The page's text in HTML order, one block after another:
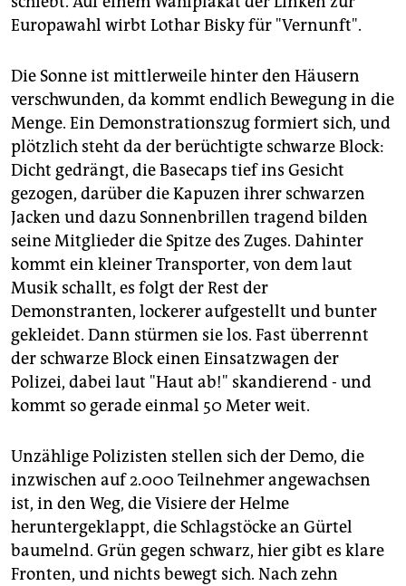
Europawahl wirbt Lothar Bisky für "Vernunft".
Die Sonne ist mittlerweile hinter den Häusern
verschwunden, da kommt endlich Bewegung in die
Menge. Ein Demonstrationszug formiert sich, und
plötzlich steht da der berüchtigte schwarze Block:
Dicht gedrängt, die Basecaps tief ins Gesicht
gezogen, darüber die Kapuzen ihrer schwarzen
Jacken und dazu Sonnenbrillen tragend bilden
seine Mitglieder die Spitze des Zuges. Dahinter
kommt ein kleiner Transporter, von dem laut
Musik schallt, es folgt der Rest der
Demonstranten, lockerer aufgestellt und bunter
gekleidet. Dann stürmen sie los. Fast überrennt
der schwarze Block einen Einsatzwagen der
Polizei, dabei laut "Haut ab!" skandierend - und
kommt so gerade einmal 50 Meter weit.
Unzählige Polizisten stellen sich der Demo, die
inzwischen auf 2.000 Teilnehmer angewachsen
ist, in den Weg, die Visiere der Helme
heruntergeklappt, die Schlagstöcke an Gürtel
baumelnd. Grün gegen schwarz, hier gibt es klare
Fronten, und nichts bewegt sich. Nach zehn